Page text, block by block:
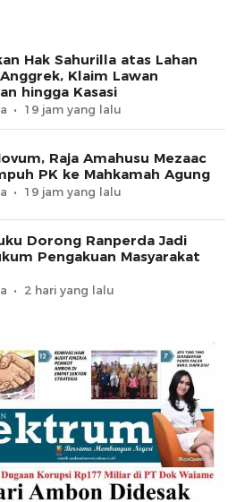
Hak Sahurilla atas Lahan
Klaim Lawan
hingga Kasasi
19 jam yang lalu
Raja Amahusu Mezaac
PK ke Mahkamah Agung
19 jam yang lalu
Dorong Ranperda Jadi
Pengakuan Masyarakat
2 hari yang lalu